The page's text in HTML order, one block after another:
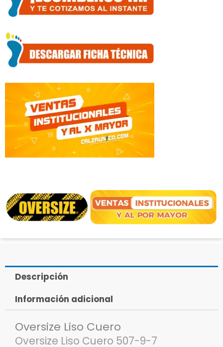
Descripción
Información adicional
Oversize Liso Cuero
Oversize Liso Cuero 507-9-7